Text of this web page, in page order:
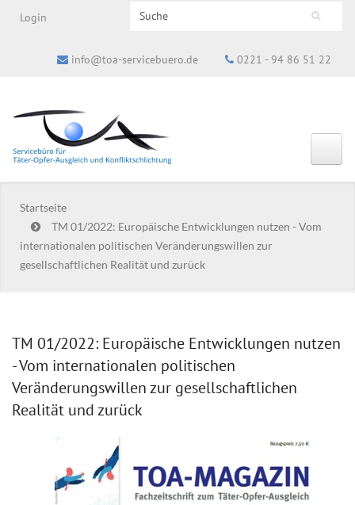
Login Suchformular
Search this site
info@toa-servicebuero.de 0221 - 94 86 51 22
Startseite
TM 01/2022: Europäische Entwicklungen nutzen - Vom
internationalen politischen Veränderungswillen zur
gesellschaftlichen Realität und zurück
TM 01/2022: Europäische Entwicklungen nutzen
- Vom internationalen politischen
Veränderungswillen zur gesellschaftlichen
Realität und zurück